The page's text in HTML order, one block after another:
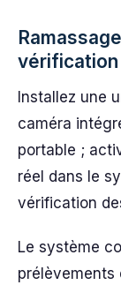
vérification
Installez une
caméra
portable ;
réel dans le
vérification
Le système
prélèvements